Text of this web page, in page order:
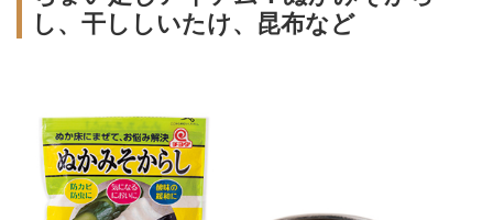
し、干ししいたけ、昆布など